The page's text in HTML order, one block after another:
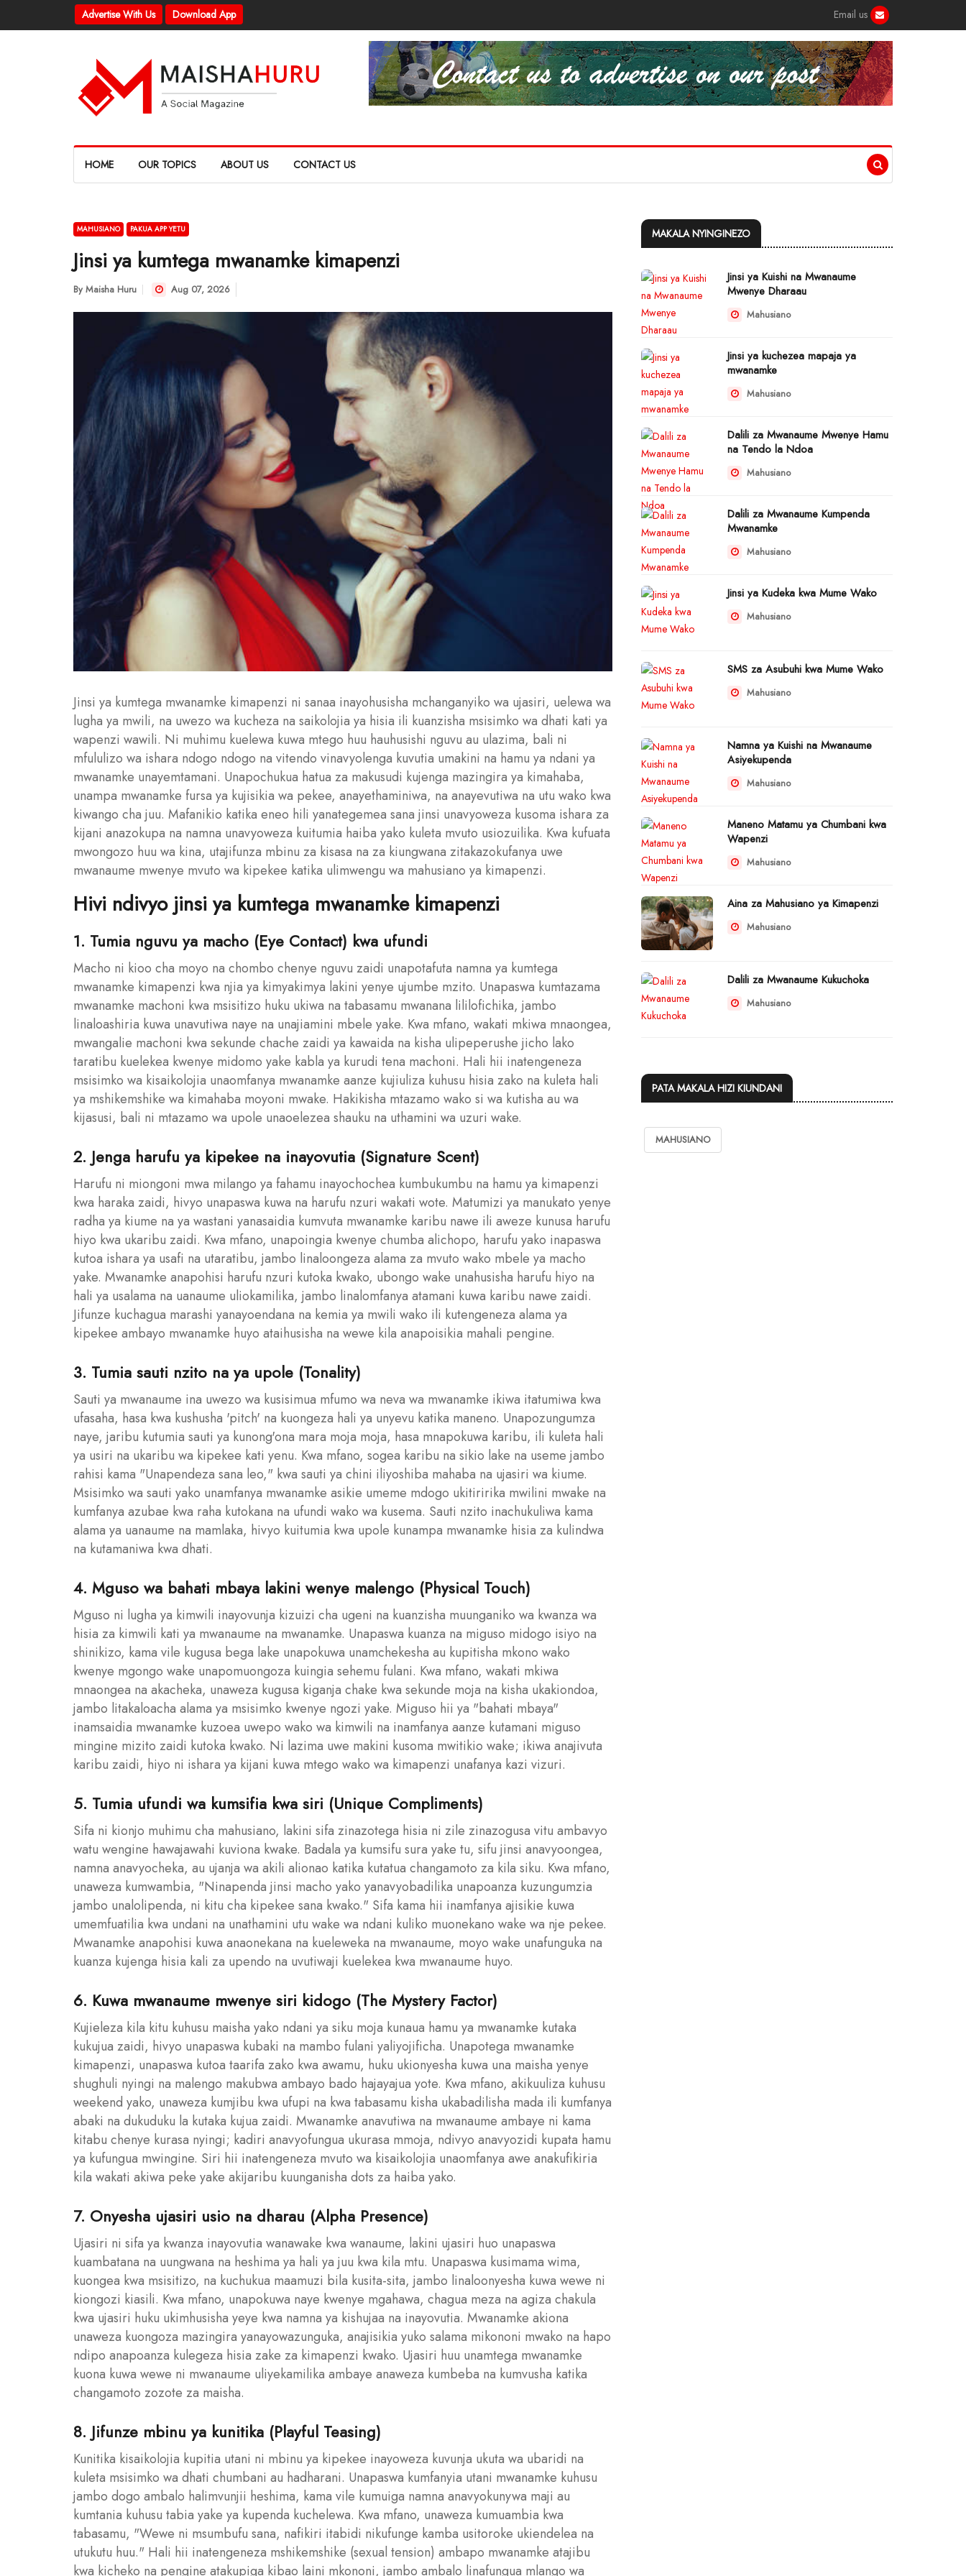
Advertise With Us Download App Email us
HOME OUR TOPICS ABOUT US CONTACT US
MAHUSIANO PAKUA APP YETU
Jinsi ya kumtega mwanamke kimapenzi
By Maisha Huru Aug 07, 2026
Jinsi ya kumtega mwanamke kimapenzi ni sanaa inayohusisha mchanganyiko wa ujasiri, uelewa wa
lugha ya mwili, na uwezo wa kucheza na saikolojia ya hisia ili kuanzisha msisimko wa dhati kati ya
wapenzi wawili. Ni muhimu kuelewa kuwa mtego huu hauhusishi nguvu au ulazima, bali ni
mfululizo wa ishara ndogo ndogo na vitendo vinavyolenga kuvutia umakini na hamu ya ndani ya
mwanamke unayemtamani. Unapochukua hatua za makusudi kujenga mazingira ya kimahaba,
unampa mwanamke fursa ya kujisikia wa pekee, anayethaminiwa, na anayevutiwa na utu wako kwa
kiwango cha juu. Mafanikio katika eneo hili yanategemea sana jinsi unavyoweza kusoma ishara za
kijani anazokupa na namna unavyoweza kuitumia haiba yako kuleta mvuto usiozuilika. Kwa kufuata
mwongozo huu wa kina, utajifunza mbinu za kisasa na za kiungwana zitakazokufanya uwe
mwanaume mwenye mvuto wa kipekee katika ulimwengu wa mahusiano ya kimapenzi.
Hivi ndivyo jinsi ya kumtega mwanamke kimapenzi
1. Tumia nguvu ya macho (Eye Contact) kwa ufundi
Macho ni kioo cha moyo na chombo chenye nguvu zaidi unapotafuta namna ya kumtega
mwanamke kimapenzi kwa njia ya kimyakimya lakini yenye ujumbe mzito. Unapaswa kumtazama
mwanamke machoni kwa msisitizo huku ukiwa na tabasamu mwanana lililofichika, jambo
linaloashiria kuwa unavutiwa naye na unajiamini mbele yake. Kwa mfano, wakati mkiwa mnaongea,
mwangalie machoni kwa sekunde chache zaidi ya kawaida na kisha ulipeperushe jicho lako
taratibu kuelekea kwenye midomo yake kabla ya kurudi tena machoni. Hali hii inatengeneza
msisimko wa kisaikolojia unaomfanya mwanamke aanze kujiuliza kuhusu hisia zako na kuleta hali
ya mshikemshike wa kimahaba moyoni mwake. Hakikisha mtazamo wako si wa kutisha au wa
kijasusi, bali ni mtazamo wa upole unaoelezea shauku na uthamini wa uzuri wake.
2. Jenga harufu ya kipekee na inayovutia (Signature Scent)
Harufu ni miongoni mwa milango ya fahamu inayochochea kumbukumbu na hamu ya kimapenzi
kwa haraka zaidi, hivyo unapaswa kuwa na harufu nzuri wakati wote. Matumizi ya manukato yenye
radha ya kiume na ya wastani yanasaidia kumvuta mwanamke karibu nawe ili aweze kunusa harufu
hiyo kwa ukaribu zaidi. Kwa mfano, unapoingia kwenye chumba alichopo, harufu yako inapaswa
kutoa ishara ya usafi na utaratibu, jambo linaloongeza alama za mvuto wako mbele ya macho
yake. Mwanamke anapohisi harufu nzuri kutoka kwako, ubongo wake unahusisha harufu hiyo na
hali ya usalama na uanaume uliokamilika, jambo linalomfanya atamani kuwa karibu nawe zaidi.
Jifunze kuchagua marashi yanayoendana na kemia ya mwili wako ili kutengeneza alama ya
kipekee ambayo mwanamke huyo ataihusisha na wewe kila anapoisikia mahali pengine.
3. Tumia sauti nzito na ya upole (Tonality)
Sauti ya mwanaume ina uwezo wa kusisimua mfumo wa neva wa mwanamke ikiwa itatumiwa kwa
ufasaha, hasa kwa kushusha 'pitch' na kuongeza hali ya unyevu katika maneno. Unapozungumza
naye, jaribu kutumia sauti ya kunong'ona mara moja moja, hasa mnapokuwa karibu, ili kuleta hali
ya usiri na ukaribu wa kipekee kati yenu. Kwa mfano, sogea karibu na sikio lake na useme jambo
rahisi kama "Unapendeza sana leo," kwa sauti ya chini iliyoshiba mahaba na ujasiri wa kiume.
Msisimko wa sauti yako unamfanya mwanamke asikie umeme mdogo ukitiririka mwilini mwake na
kumfanya azubae kwa raha kutokana na ufundi wako wa kusema. Sauti nzito inachukuliwa kama
alama ya uanaume na mamlaka, hivyo kuitumia kwa upole kunampa mwanamke hisia za kulindwa
na kutamaniwa kwa dhati.
4. Mguso wa bahati mbaya lakini wenye malengo (Physical Touch)
Mguso ni lugha ya kimwili inayovunja kizuizi cha ugeni na kuanzisha muunganiko wa kwanza wa
hisia za kimwili kati ya mwanaume na mwanamke. Unapaswa kuanza na miguso midogo isiyo na
shinikizo, kama vile kugusa bega lake unapokuwa unamchekesha au kupitisha mkono wako
kwenye mgongo wake unapomuongoza kuingia sehemu fulani. Kwa mfano, wakati mkiwa
mnaongea na akacheka, unaweza kugusa kiganja chake kwa sekunde moja na kisha ukakiondoa,
jambo litakaloacha alama ya msisimko kwenye ngozi yake. Miguso hii ya "bahati mbaya"
inamsaidia mwanamke kuzoea uwepo wako wa kimwili na inamfanya aanze kutamani miguso
mingine mizito zaidi kutoka kwako. Ni lazima uwe makini kusoma mwitikio wake; ikiwa anajivuta
karibu zaidi, hiyo ni ishara ya kijani kuwa mtego wako wa kimapenzi unafanya kazi vizuri.
5. Tumia ufundi wa kumsifia kwa siri (Unique Compliments)
Sifa ni kionjo muhimu cha mahusiano, lakini sifa zinazotega hisia ni zile zinazogusa vitu ambavyo
watu wengine hawajawahi kuviona kwake. Badala ya kumsifu sura yake tu, sifu jinsi anavyoongea,
namna anavyocheka, au ujanja wa akili alionao katika kutatua changamoto za kila siku. Kwa mfano,
unaweza kumwambia, "Ninapenda jinsi macho yako yanavyobadilika unapoanza kuzungumzia
jambo unalolipenda, ni kitu cha kipekee sana kwako." Sifa kama hii inamfanya ajisikie kuwa
umemfuatilia kwa undani na unathamini utu wake wa ndani kuliko muonekano wake wa nje pekee.
Mwanamke anapohisi kuwa anaonekana na kueleweka na mwanaume, moyo wake unafunguka na
kuanza kujenga hisia kali za upendo na uvutiwaji kuelekea kwa mwanaume huyo.
6. Kuwa mwanaume mwenye siri kidogo (The Mystery Factor)
Kujieleza kila kitu kuhusu maisha yako ndani ya siku moja kunaua hamu ya mwanamke kutaka
kukujua zaidi, hivyo unapaswa kubaki na mambo fulani yaliyojificha. Unapotega mwanamke
kimapenzi, unapaswa kutoa taarifa zako kwa awamu, huku ukionyesha kuwa una maisha yenye
shughuli nyingi na malengo makubwa ambayo bado hajayajua yote. Kwa mfano, akikuuliza kuhusu
weekend yako, unaweza kumjibu kwa ufupi na kwa tabasamu kisha ukabadilisha mada ili kumfanya
abaki na dukuduku la kutaka kujua zaidi. Mwanamke anavutiwa na mwanaume ambaye ni kama
kitabu chenye kurasa nyingi; kadiri anavyofungua ukurasa mmoja, ndivyo anavyozidi kupata hamu
ya kufungua mwingine. Siri hii inatengeneza mvuto wa kisaikolojia unaomfanya awe anakufikiria
kila wakati akiwa peke yake akijaribu kuunganisha dots za haiba yako.
7. Onyesha ujasiri usio na dharau (Alpha Presence)
Ujasiri ni sifa ya kwanza inayovutia wanawake kwa wanaume, lakini ujasiri huo unapaswa
kuambatana na uungwana na heshima ya hali ya juu kwa kila mtu. Unapaswa kusimama wima,
kuongea kwa msisitizo, na kuchukua maamuzi bila kusita-sita, jambo linaloonyesha kuwa wewe ni
kiongozi kiasili. Kwa mfano, unapokuwa naye kwenye mgahawa, chagua meza na agiza chakula
kwa ujasiri huku ukimhusisha yeye kwa namna ya kishujaa na inayovutia. Mwanamke akiona
unaweza kuongoza mazingira yanayowazunguka, anajisikia yuko salama mikononi mwako na hapo
ndipo anapoanza kulegeza hisia zake za kimapenzi kwako. Ujasiri huu unamtega mwanamke
kuona kuwa wewe ni mwanaume uliyekamilika ambaye anaweza kumbeba na kumvusha katika
changamoto zozote za maisha.
8. Jifunze mbinu ya kunitika (Playful Teasing)
Kunitika kisaikolojia kupitia utani ni mbinu ya kipekee inayoweza kuvunja ukuta wa ubaridi na
kuleta msisimko wa dhati chumbani au hadharani. Unapaswa kumfanyia utani mwanamke kuhusu
jambo dogo ambalo halimvunjii heshima, kama vile kumuiga namna anavyokunywa maji au
kumtania kuhusu tabia yake ya kupenda kuchelewa. Kwa mfano, unaweza kumuambia kwa
tabasamu, "Wewe ni msumbufu sana, nafikiri itabidi nikufunge kamba usitoroke ukiendelea na
utukutu huu." Hali hii inatengeneza mshikemshike (sexual tension) ambapo mwanamke atajibu
kwa kicheko na pengine atakupiga kibao laini mkononi, jambo ambalo linafungua mlango wa
MAKALA NYINGINEZO
Jinsi ya Kuishi na Mwanaume
Mwenye Dharaau
Mahusiano
Jinsi ya kuchezea mapaja ya
mwanamke
Mahusiano
Dalili za Mwanaume Mwenye Hamu
na Tendo la Ndoa
Mahusiano
Dalili za Mwanaume Kumpenda
Mwanamke
Mahusiano
Jinsi ya Kudeka kwa Mume Wako
Mahusiano
SMS za Asubuhi kwa Mume Wako
Mahusiano
Namna ya Kuishi na Mwanaume
Asiyekupenda
Mahusiano
Maneno Matamu ya Chumbani kwa
Wapenzi
Mahusiano
Aina za Mahusiano ya Kimapenzi
Mahusiano
Dalili za Mwanaume Kukuchoka
Mahusiano
PATA MAKALA HIZI KIUNDANI
MAHUSIANO